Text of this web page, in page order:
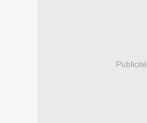
Publicité